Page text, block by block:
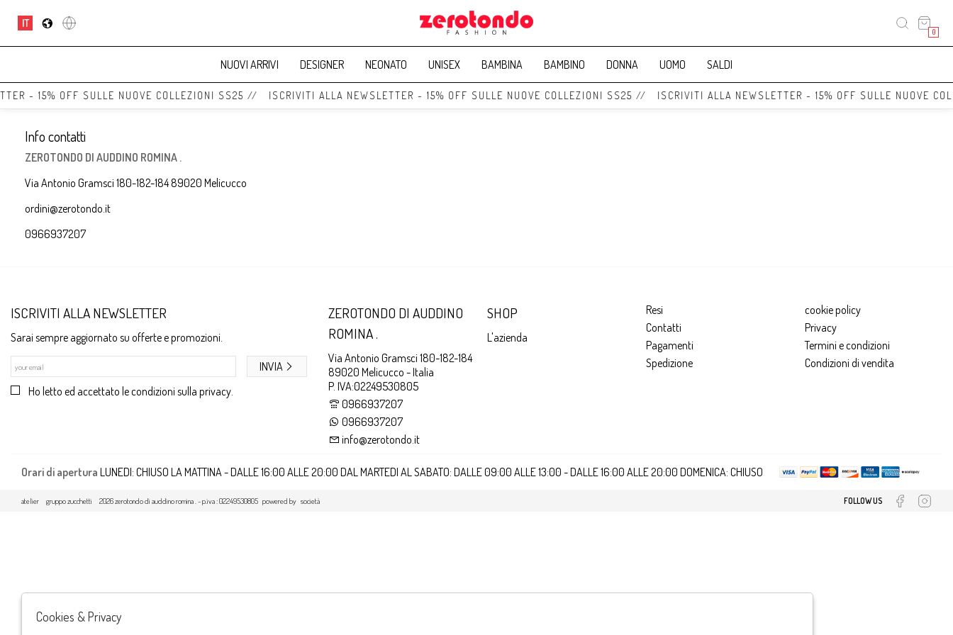
IT
0
NUOVI ARRIVI DESIGNER NEONATO UNISEX BAMBINA BAMBINO DONNA UOMO SALDI
- 15% OFF SULLE NUOVE COLLEZIONI SS25 // ISCRIVITI ALLA NEWSLETTER - 15% OFF SULLE NUOVE COLLEZIONI SS25 // ISCRIVITI ALLA NEWSLETTER - 15% OFF SULLE NUOVE
Info contatti
ZEROTONDO DI AUDDINO ROMINA .
Via Antonio Gramsci 180-182-184 89020 Melicucco
ordini@zerotondo.it
0966937207
ISCRIVITI ALLA NEWSLETTER
Sarai sempre aggiornato su offerte e promozioni.
Ho letto ed accettato le condizioni sulla privacy.
INVIA
ZEROTONDO DI AUDDINO
ROMINA .
Via Antonio Gramsci 180-182-184
89020 Melicucco - Italia
P. IVA:02249530805
0966937207
0966937207
info@zerotondo.it
SHOP
L'azienda
Resi
Contatti
Pagamenti
Spedizione
cookie policy
Privacy
Termini e condizioni
Condizioni di vendita
Orari di apertura LUNEDI: CHIUSO LA MATTINA - DALLE 16:00 ALLE 20:00 DAL MARTEDI AL SABATO: DALLE 09:00 ALLE 13:00 - DALLE 16:00 ALLE 20:00 DOMENICA: CHIUSO
2026 zerotondo di auddino romina . - p.iva : 02249530805 powered by
atelier società
gruppo zucchetti FOLLOW US
Cookies & Privacy